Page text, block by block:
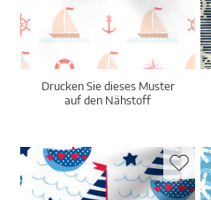
Drucken Sie dieses Muster
auf den Nähstoff